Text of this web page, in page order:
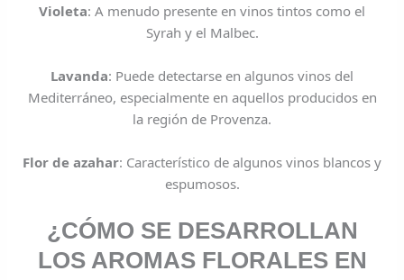
Violeta: A menudo presente en vinos tintos como el
Syrah y el Malbec.
Lavanda: Puede detectarse en algunos vinos del
Mediterráneo, especialmente en aquellos producidos en
la región de Provenza.
Flor de azahar: Característico de algunos vinos blancos y
espumosos.
¿CÓMO SE DESARROLLAN
LOS AROMAS FLORALES EN